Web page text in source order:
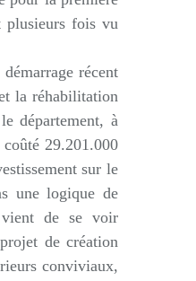
plusieurs fois vu
récent
la réhabilitation
département, à
29.201.000
sur le
une logique de
vient de se voir
de création
conviviaux,